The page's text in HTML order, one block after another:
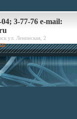
3-77-76 e-mail:
ул. Ленинская, 2